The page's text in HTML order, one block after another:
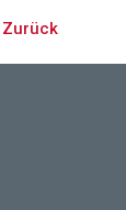
Zurück